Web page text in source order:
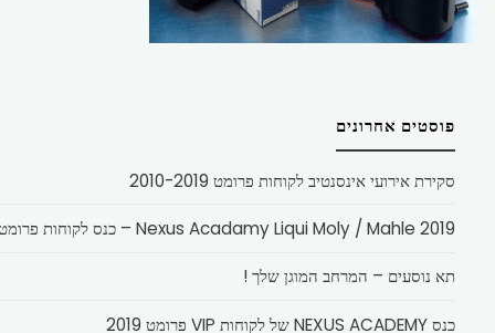
פוסטים אחרונים
סקירת אירועי אינסנטיב לקוחות פרומט 2010-2019
Nexus Acadamy Liqui Moly / Mahle 2019 – כנס לקוחות פרומט
תא נוסעים – המרחב המוגן שלך !
כנס NEXUS ACADEMY של לקוחות VIP פרומט 2019